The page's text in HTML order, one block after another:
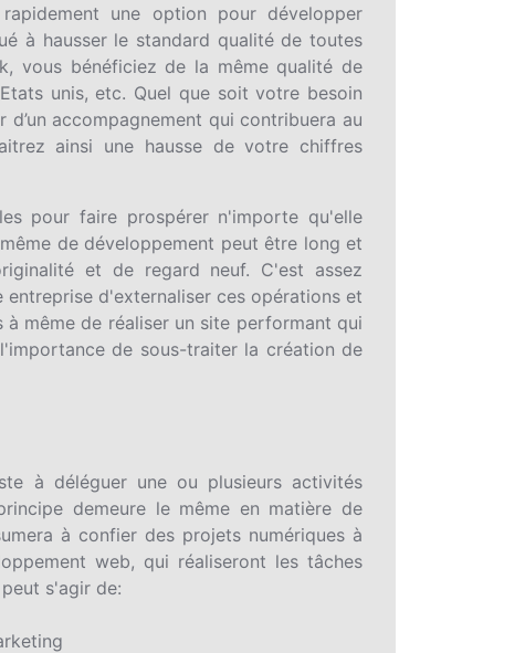
une option pour développer
à hausser le standard qualité de toutes
vous bénéficiez de la même qualité de
unis, etc. Quel que soit votre besoin
accompagnement qui contribuera au
ainsi une hausse de votre chiffres
pour faire prospérer n'importe qu'elle
de développement peut être long et
et de regard neuf. C'est assez
d'externaliser ces opérations et
même de réaliser un site performant qui
de sous-traiter la création de
à déléguer une ou plusieurs activités
demeure le même en matière de
à confier des projets numériques à
web, qui réaliseront les tâches
s'agir de: